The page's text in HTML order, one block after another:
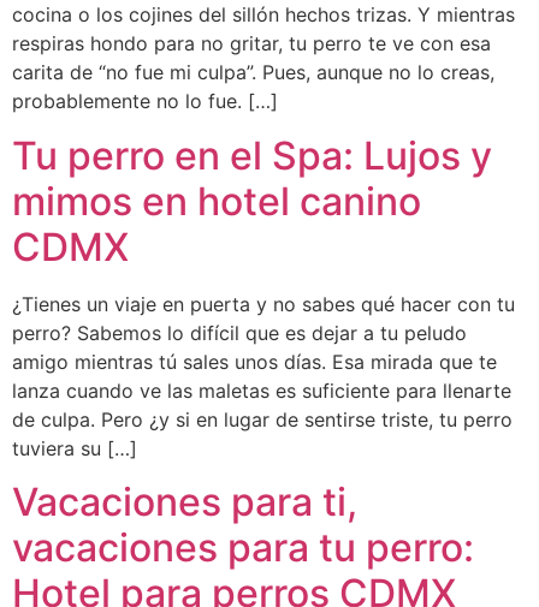
cocina o los cojines del sillón hechos trizas. Y mientras
respiras hondo para no gritar, tu perro te ve con esa
carita de “no fue mi culpa”. Pues, aunque no lo creas,
probablemente no lo fue. […]
Tu perro en el Spa: Lujos y
mimos en hotel canino
CDMX
¿Tienes un viaje en puerta y no sabes qué hacer con tu
perro? Sabemos lo difícil que es dejar a tu peludo
amigo mientras tú sales unos días. Esa mirada que te
lanza cuando ve las maletas es suficiente para llenarte
de culpa. Pero ¿y si en lugar de sentirse triste, tu perro
tuviera su […]
Vacaciones para ti,
vacaciones para tu perro:
Hotel para perros CDMX